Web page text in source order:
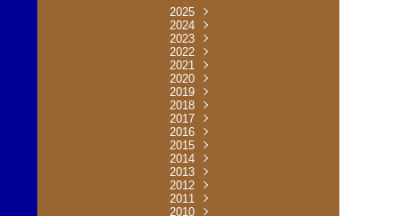
2025
Novembre
Juillet(1)
Mai
(1)
Avril
(1)
Janvier(1)
2024
Novembre
Octobre
Août
(1)
Mai
(8)
Avril
(2)
Mars
(1)
Février(1)
Janvier(2)
2023
Décembre
Novembre
Octobre
Juin
(29)
Mai (31)
Avril
(2)
2022
Décembre
Novembre
Octobre
Août
(33)
Juillet
(32)
Juin
(1)
Mai (35)
Avril
(31)
Mars
(32)
Février(2)
Janvier(30)
2021
Décembre
Novembre
Octobre(30)
Septembre
Août
(30)
Juillet(2)
Mai (30)
Avril
(3)
2020
Décembre
Novembre
Octobre(17)
Septembre
Mai (30)
Avril
(13)
Mars
(1)
2019
Octobre
Mai (30)
Avril
(5)
Mars
(31)
Février(3)
2018
Décembre
Novembre
Octobre
Août
(2)
Juin
(5)
Mai (30)
Avril
(31)
Mars
(3)
2017
Décembre
Novembre
Octobre
Août
(30)
Juillet
(33)
Juin
(4)
Mai (32)
2016
Décembre
Novembre
Octobre
Septembre
Août
(2)
Juin
(4)
2015
Décembre
Novembre
Octobre
Septembre
Août
(4)
2014
Septembre
Août
(3)
Juillet(6)
Juin
(31)
2013
Décembre
Novembre
Octobre
2012
Décembre
Novembre
2011
Décembre
2010